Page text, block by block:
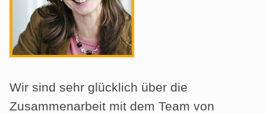
Wir sind sehr glücklich über die
Zusammenarbeit mit dem Team von